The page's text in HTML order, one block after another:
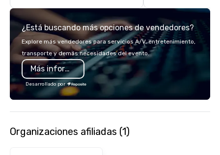
¿Está buscando más opciones de vendedores?
Explore más vendedores para servicios A/V, entretenimiento,
transporte y demás necesidades del evento.
Más información
Desarrollado por
Organizaciones afiliadas (1)